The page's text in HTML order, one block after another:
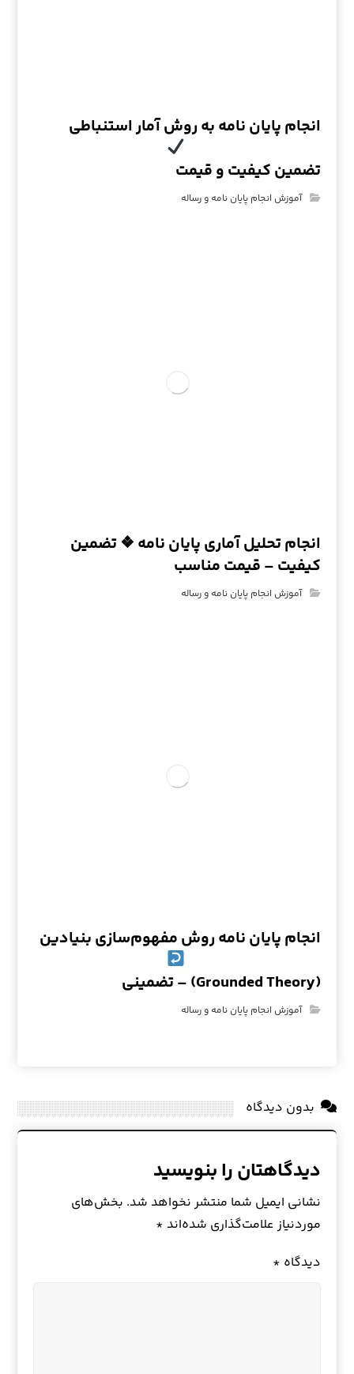
انجام پایان نامه به روش آمار استنباطی
تضمین کیفیت و قیمت
آموزش انجام پایان نامه و رساله
انجام تحلیل آماری پایان نامه ❖ تضمین
کیفیت – قیمت مناسب
آموزش انجام پایان نامه و رساله
انجام پایان نامه روش مفهوم‌سازی بنیادین
(Grounded Theory) – تضمینی
آموزش انجام پایان نامه و رساله
بدون دیدگاه
دیدگاهتان را بنویسید
نشانی ایمیل شما منتشر نخواهد شد. بخش‌های
موردنیاز علامت‌گذاری شده‌اند *
دیدگاه *